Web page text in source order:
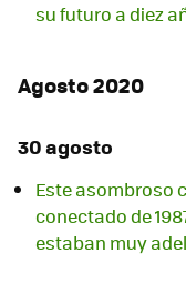
su futuro a diez
Agosto 2020
30 agosto
Este asombroso
conectado de
estaban muy